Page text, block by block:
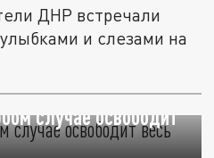
ДНР встречали
и слезами на
случае освободит